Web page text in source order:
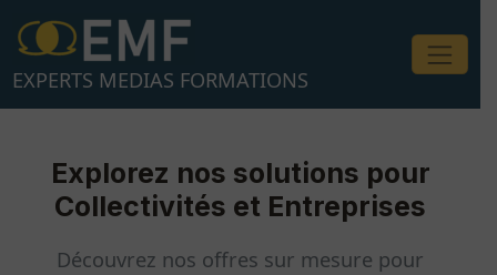
contenu
EXPERTS MEDIAS FORMATIONS
Explorez nos solutions pour
Collectivités et Entreprises
Découvrez nos offres sur mesure pour